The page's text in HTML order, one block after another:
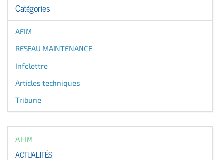
Catégories
AFIM
RESEAU MAINTENANCE
Infolettre
Articles techniques
Tribune
AFIM
ACTUALITÉS